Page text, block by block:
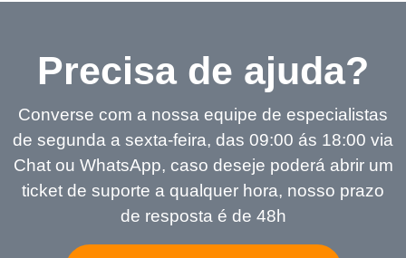
Precisa de ajuda?
Converse com a nossa equipe de especialistas
de segunda a sexta-feira, das 09:00 ás 18:00 via
Chat ou WhatsApp, caso deseje poderá abrir um
ticket de suporte a qualquer hora, nosso prazo
de resposta é de 48h